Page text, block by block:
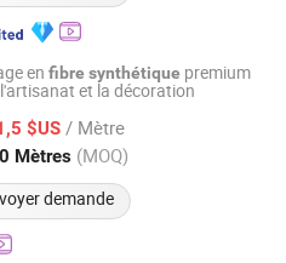
en fibre synthétique premium
et la décoration
$US / Mètre
Mètres (MOQ)
demande
2025